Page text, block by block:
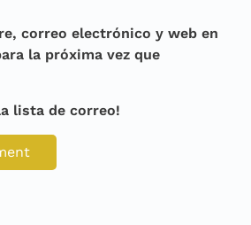
correo electrónico y web en
la próxima vez que
lista de correo!